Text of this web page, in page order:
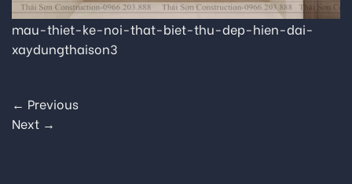
mau-thiet-ke-noi-that-biet-thu-dep-hien-dai-
xaydungthaison3
← Previous
Next →